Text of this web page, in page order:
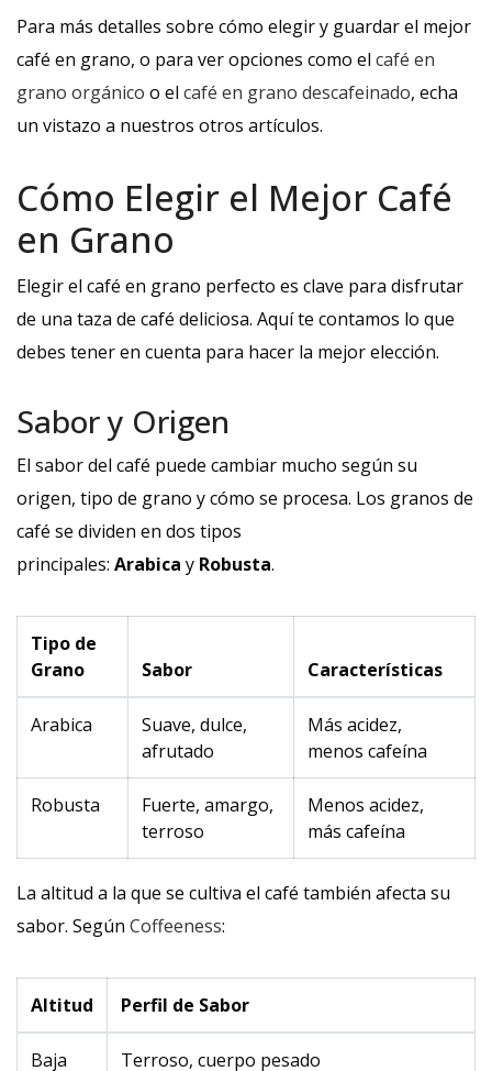
Para más detalles sobre cómo elegir y guardar el mejor
café en grano, o para ver opciones como el café en
grano orgánico o el café en grano descafeinado, echa
un vistazo a nuestros otros artículos.
Cómo Elegir el Mejor Café
en Grano
Elegir el café en grano perfecto es clave para disfrutar
de una taza de café deliciosa. Aquí te contamos lo que
debes tener en cuenta para hacer la mejor elección.
Sabor y Origen
El sabor del café puede cambiar mucho según su
origen, tipo de grano y cómo se procesa. Los granos de
café se dividen en dos tipos
principales: Arabica y Robusta.
Tipo de
Grano
Sabor Características
Arabica
Suave, dulce,
afrutado
Más acidez,
menos cafeína
Robusta
Fuerte, amargo,
terroso
Menos acidez,
más cafeína
La altitud a la que se cultiva el café también afecta su
sabor. Según Coffeeness:
Altitud Perfil de Sabor
Baja Terroso, cuerpo pesado